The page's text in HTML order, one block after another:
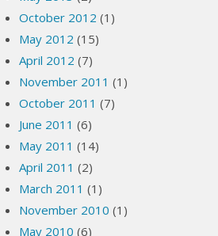
October 2012 (1)
May 2012 (15)
April 2012 (7)
November 2011 (1)
October 2011 (7)
June 2011 (6)
May 2011 (14)
April 2011 (2)
March 2011 (1)
November 2010 (1)
May 2010 (6)